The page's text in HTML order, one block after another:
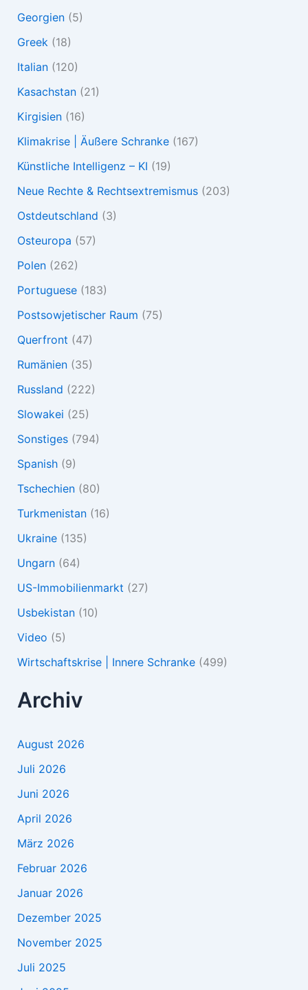
Georgien(5)
Greek (18)
Italian(120)
Kasachstan(21)
Kirgisien(16)
Klimakrise | Äußere Schranke(167)
Künstliche Intelligenz – KI (19)
Neue Rechte & Rechtsextremismus(203)
Ostdeutschland (3)
Osteuropa (57)
Polen(262)
Portuguese(183)
Postsowjetischer Raum (75)
Querfront (47)
Rumänien(35)
Russland (222)
Slowakei (25)
Sonstiges(794)
Spanish(9)
Tschechien(80)
Turkmenistan(16)
Ukraine(135)
Ungarn(64)
US-Immobilienmarkt (27)
Usbekistan(10)
Video (5)
Wirtschaftskrise | Innere Schranke(499)
Archiv
August 2026
Juli 2026
Juni 2026
April 2026
März 2026
Februar 2026
Januar 2026
Dezember 2025
November 2025
Juli 2025